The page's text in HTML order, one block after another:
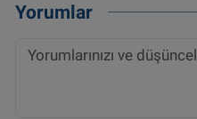
Yorumlar